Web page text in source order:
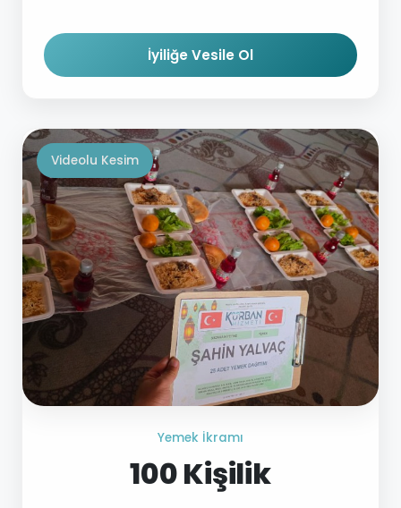
İyiliğe Vesile Ol
Videolu Kesim
Yemek İkramı
100 Kişilik